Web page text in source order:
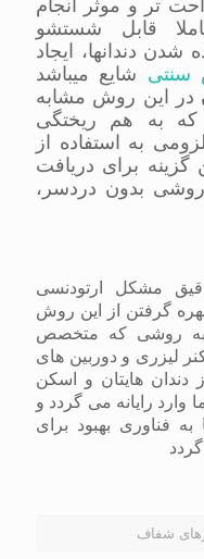
تر و موثر انجام
قابل شستشو
دندانها، ایجاد
سنتی شایع میباشد
در این روش مشابه
به هم ریختگی
به استفاده از
گزینه برای دریافت
روشی بدون دردسر،
مشکل ارتودنسی
گرفتن از این روش
به روشی که متخصص
لیزری و دوربین های
دندان هایتان و اسکن
رایانه می گردد و
فناوری بهبود برای
شفاف